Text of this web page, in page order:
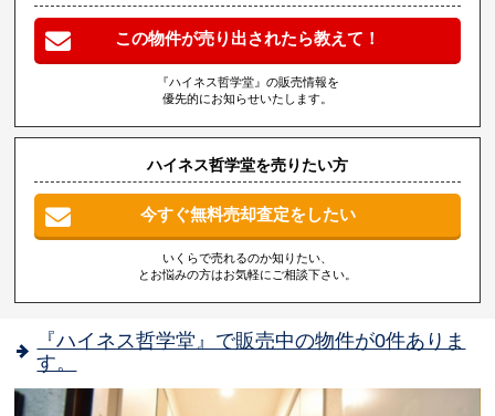
この物件が売り出されたら教えて！
『ハイネス哲学堂』の販売情報を
優先的にお知らせいたします。
ハイネス哲学堂を売りたい方
今すぐ無料売却査定をしたい
いくらで売れるのか知りたい、
とお悩みの方はお気軽にご相談下さい。
『ハイネス哲学堂』で販売中の物件が0件ありま
す。